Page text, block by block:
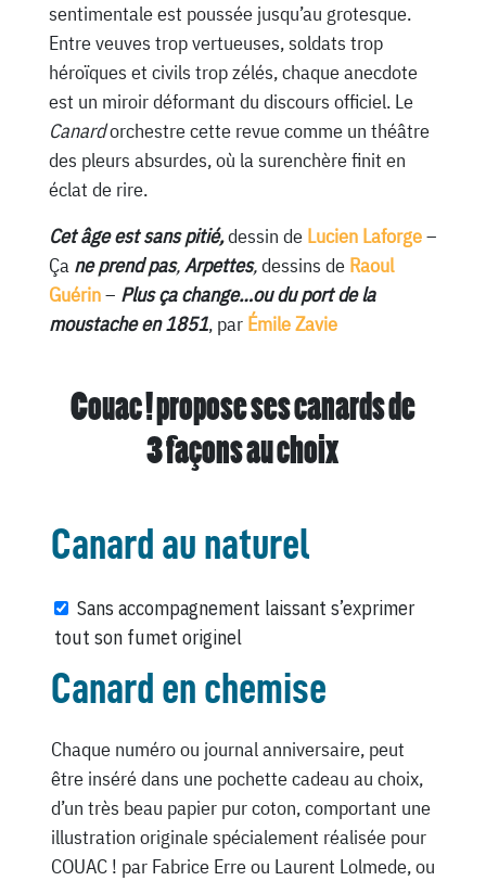
sentimentale est poussée jusqu’au grotesque.
Entre veuves trop vertueuses, soldats trop
héroïques et civils trop zélés, chaque anecdote
est un miroir déformant du discours officiel. Le
Canardorchestre cette revue comme un théâtre
des pleurs absurdes, où la surenchère finit en
éclat de rire.
Cet âge est sans pitié,dessin de Lucien Laforge–
Çane prend pas,Arpettes,dessins de Raoul
Guérin– Plus ça change…ou du port de la
moustache en 1851, par Émile Zavie
Couac ! propose ses canards de
3 façons au choix
Canard au naturel
Sans accompagnement laissant s’exprimer
tout son fumet originel
Canard en chemise
Chaque numéro ou journal anniversaire, peut
être inséré dans une pochette cadeau au choix,
d’un très beau papier pur coton, comportant une
illustration originale spécialement réalisée pour
COUAC ! par Fabrice Erre ou Laurent Lolmede, ou